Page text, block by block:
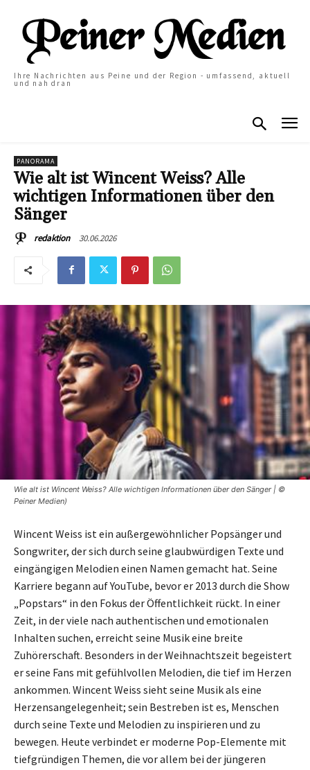
Ihre Nachrichten aus Peine und der Region - umfassend, aktuell
und nah dran
PANORAMA
Wie alt ist Wincent Weiss? Alle
wichtigen Informationen über den
Sänger
redaktion 30.06.2026
Wie alt ist Wincent Weiss? Alle wichtigen Informationen über den Sänger | ©
Peiner Medien)
Wincent Weiss ist ein außergewöhnlicher Popsänger und
Songwriter, der sich durch seine glaubwürdigen Texte und
eingängigen Melodien einen Namen gemacht hat. Seine
Karriere begann auf YouTube, bevor er 2013 durch die Show
„Popstars“ in den Fokus der Öffentlichkeit rückt. In einer
Zeit, in der viele nach authentischen und emotionalen
Inhalten suchen, erreicht seine Musik eine breite
Zuhörerschaft. Besonders in der Weihnachtszeit begeistert
er seine Fans mit gefühlvollen Melodien, die tief im Herzen
ankommen. Wincent Weiss sieht seine Musik als eine
Herzensangelegenheit; sein Bestreben ist es, Menschen
durch seine Texte und Melodien zu inspirieren und zu
bewegen. Heute verbindet er moderne Pop-Elemente mit
tiefgründigen Themen, die vor allem bei der jüngeren